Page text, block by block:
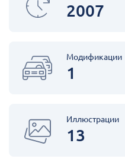
2007
Модификации
1
Иллюстрации
13